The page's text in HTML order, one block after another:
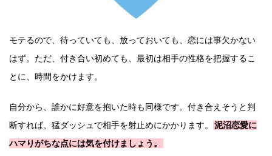
モテるので、待っていても、放っておいても、恋には事欠かない
はず。ただ、付き合い初めても、最初は相手の性格を把握するこ
とに、時間をかけます。
自分から、誰かに好意を抱いた時も同様です。付き合えそうと判
断すれば、猛ダッシュで相手を射止めにかかります。
泥沼恋愛に
ハマりがちな点には気を付けましょう。